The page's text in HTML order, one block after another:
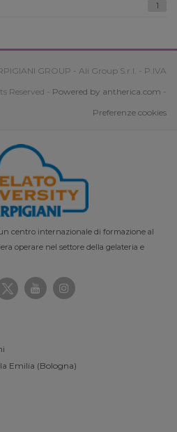
1
GROUP - Ali Group S.r.l. - P.IVA
Reserved - Powered by antherica.com -
Preferenze cookies
centro internazionale di formazione al
operare nel settore della gelateria e
Emilia (Bologna)